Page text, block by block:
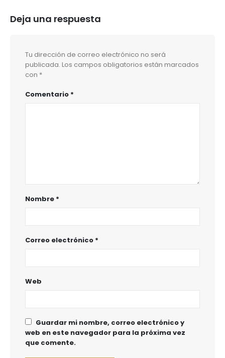
Deja una respuesta
Tu dirección de correo electrónico no será
publicada. Los campos obligatorios están marcados
con *
Comentario *
Nombre *
Correo electrónico *
Web
Guardar mi nombre, correo electrónico y
web en este navegador para la próxima vez
que comente.